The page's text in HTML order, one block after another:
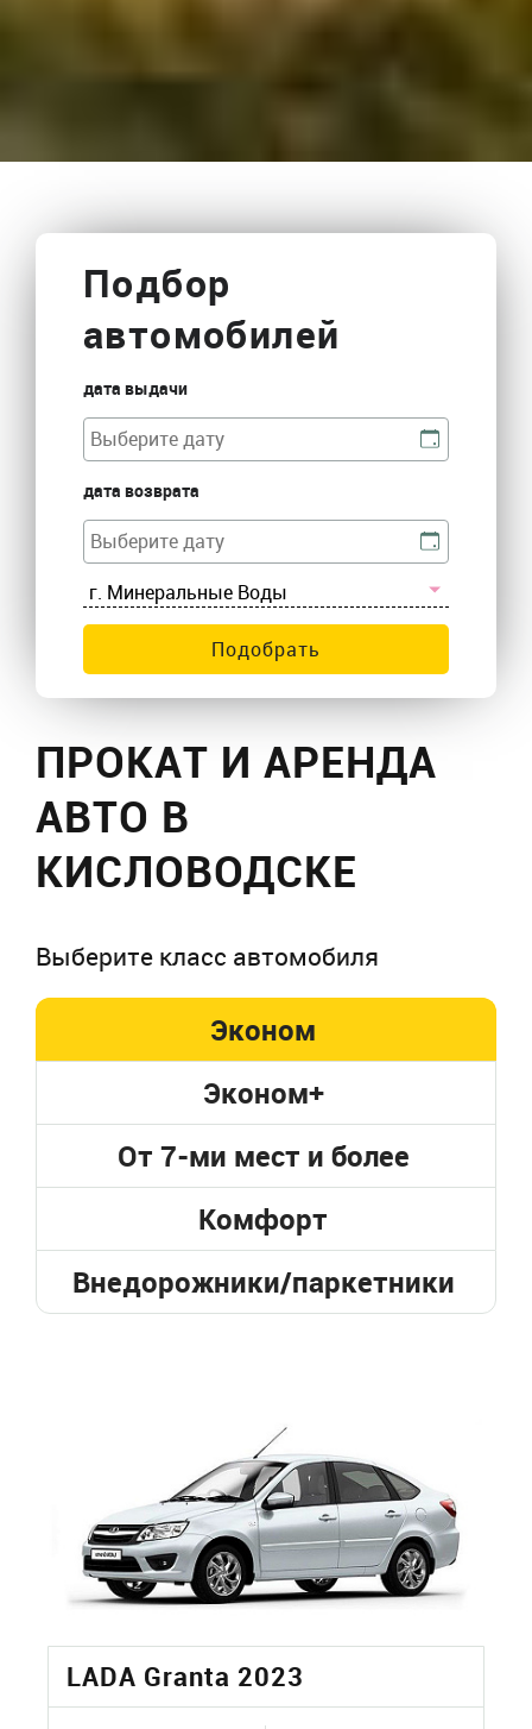
Подбор
автомобилей
дата выдачи
дата возврата
Подобрать
ПРОКАТ И АРЕНДА
АВТО В
КИСЛОВОДСКЕ
Выберите класс автомобиля
Эконом
Эконом+
От 7-ми мест и более
Комфорт
Внедорожники/паркетники
LADA Granta 2023